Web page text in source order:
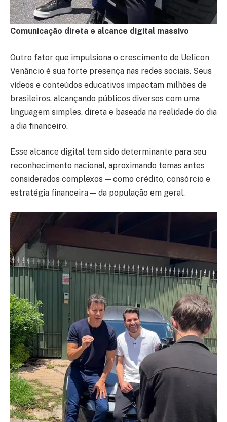
Comunicação direta e alcance digital massivo
Outro fator que impulsiona o crescimento de Uelicon
Venâncio é sua forte presença nas redes sociais. Seus
vídeos e conteúdos educativos impactam milhões de
brasileiros, alcançando públicos diversos com uma
linguagem simples, direta e baseada na realidade do dia
a dia financeiro.
Esse alcance digital tem sido determinante para seu
reconhecimento nacional, aproximando temas antes
considerados complexos — como crédito, consórcio e
estratégia financeira — da população em geral.